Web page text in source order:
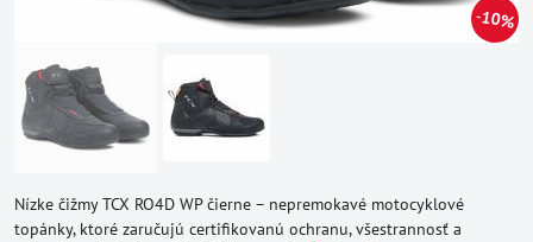
10%
Nízke čižmy TCX RO4D WP čierne – nepremokavé motocyklové
topánky, ktoré zaručujú certifikovanú ochranu, všestrannosť a